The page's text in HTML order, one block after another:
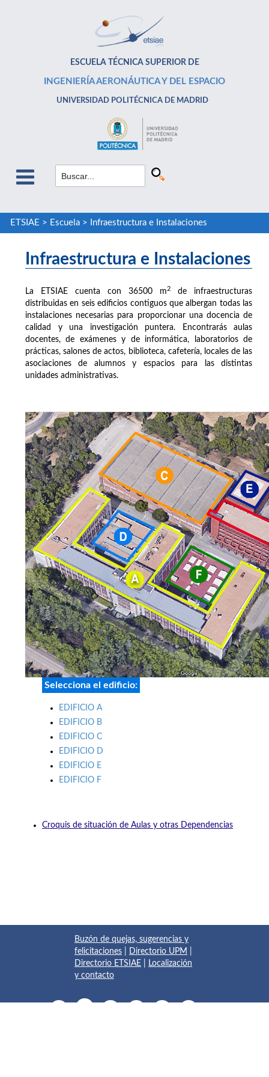
ESCUELA TÉCNICA SUPERIOR DE
INGENIERÍA AERONÁUTICA Y DEL ESPACIO
UNIVERSIDAD POLITÉCNICA DE MADRID
ETSIAE > Escuela> Infraestructura e Instalaciones
Infraestructura e Instalaciones
La ETSIAE cuenta con 36500 m2
de infraestructuras
distribuidas en seis edificios contiguos que albergan todas las
instalaciones necesarias para proporcionar una docencia de
calidad y una investigación puntera. Encontrarás aulas
docentes, de exámenes y de informática, laboratorios de
prácticas, salones de actos, biblioteca, cafetería, locales de las
asociaciones de alumnos y espacios para las distintas
unidades administrativas.
Selecciona el edificio:
EDIFICIO A
EDIFICIO B
EDIFICIO C
EDIFICIO D
EDIFICIO E
EDIFICIO F
Croquis de situación de Aulas y otras Dependencias
Buzón de quejas, sugerencias y
felicitaciones
Directorio UPM
Directorio ETSIAE
Localización
y contacto